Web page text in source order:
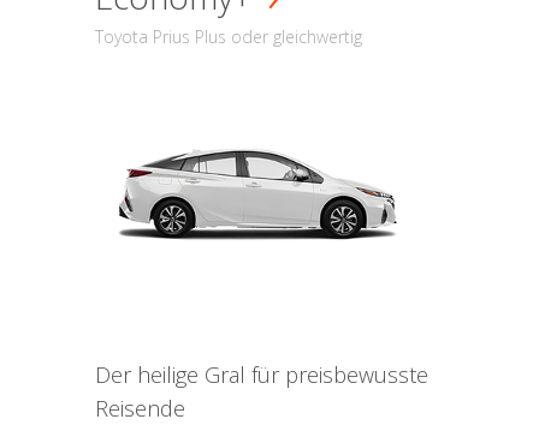
Toyota Prius Plus oder gleichwertig
Der heilige Gral für preisbewusste
Reisende